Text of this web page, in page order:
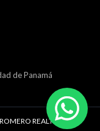
de Panamá
ROMERO REALTY